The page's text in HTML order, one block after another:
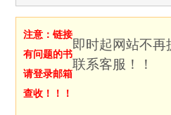
注意：链接
有问题的书
请登录邮箱
查收！！！
即时起网站不
联系客服！！